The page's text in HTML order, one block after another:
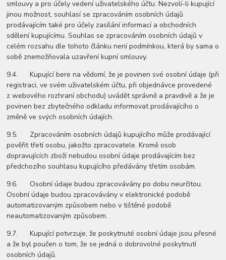
smlouvy a pro účely vedení uživatelského účtu. Nezvolí-li kupující
jinou možnost, souhlasí se zpracováním osobních údajů
prodávajícím také pro účely zasílání informací a obchodních
sdělení kupujícímu. Souhlas se zpracováním osobních údajů v
celém rozsahu dle tohoto článku není podmínkou, která by sama o
sobě znemožňovala uzavření kupní smlouvy.
9.4. Kupující bere na vědomí, že je povinen své osobní údaje (při
registraci, ve svém uživatelském účtu, při objednávce provedené
z webového rozhraní obchodu) uvádět správně a pravdivě a že je
povinen bez zbytečného odkladu informovat prodávajícího o
změně ve svých osobních údajích.
9.5. Zpracováním osobních údajů kupujícího může prodávající
pověřit třetí osobu, jakožto zpracovatele. Kromě osob
dopravujících zboží nebudou osobní údaje prodávajícím bez
předchozího souhlasu kupujícího předávány třetím osobám.
9.6. Osobní údaje budou zpracovávány po dobu neurčitou.
Osobní údaje budou zpracovávány v elektronické podobě
automatizovaným způsobem nebo v tištěné podobě
neautomatizovaným způsobem.
9.7. Kupující potvrzuje, že poskytnuté osobní údaje jsou přesné
a že byl poučen o tom, že se jedná o dobrovolné poskytnutí
osobních údajů.